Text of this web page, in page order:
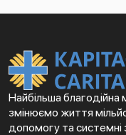
Найбільша благодійна
змінюємо життя
допомогу та системні